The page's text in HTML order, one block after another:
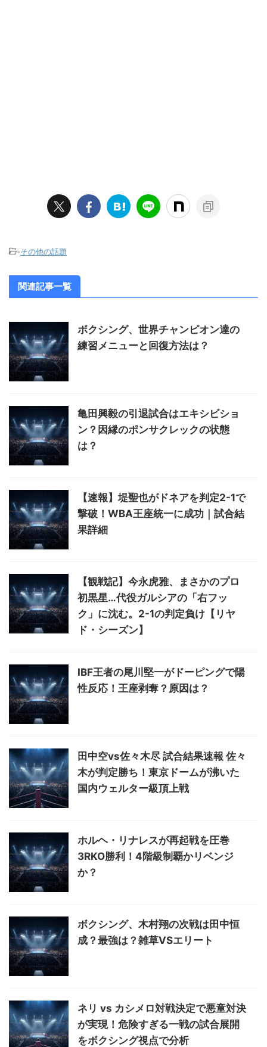
-その他の話題
関連記事一覧
ボクシング、世界チャンピオン達の
練習メニューと回復方法は？
亀田興毅の引退試合はエキシビショ
ン？因縁のポンサクレックの状態
は？
【速報】堤聖也がドネアを判定2-1で
撃破！WBA王座統一に成功｜試合結
果詳細
【観戦記】今永虎雅、まさかのプロ
初黒星…代役ガルシアの「右フッ
ク」に沈む。2-1の判定負け【リヤ
ド・シーズン】
IBF王者の尾川堅一がドーピングで陽
性反応！王座剥奪？原因は？
田中空vs佐々木尽 試合結果速報 佐々
木が判定勝ち！東京ドームが沸いた
国内ウェルター級頂上戦
ホルヘ・リナレスが再起戦を圧巻
3RKO勝利！4階級制覇かリベンジ
か？
ボクシング、木村翔の次戦は田中恒
成？最強は？雑草VSエリート
ネリ vs カシメロ対戦決定で悪童対決
が実現！危険すぎる一戦の試合展開
をボクシング視点で分析